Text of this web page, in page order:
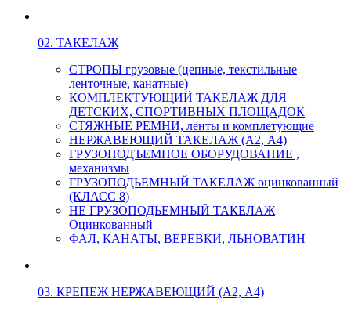
02. ТАКЕЛАЖ
СТРОПЫ грузовые (цепные, текстильные
ленточные, канатные)
КОМПЛЕКТУЮЩИЙ ТАКЕЛАЖ ДЛЯ
ДЕТСКИХ, СПОРТИВНЫХ ПЛОЩАДОК
СТЯЖНЫЕ РЕМНИ, ленты и комплетующие
НЕРЖАВЕЮЩИЙ ТАКЕЛАЖ (А2, А4)
ГРУЗОПОДЪЕМНОЕ ОБОРУДОВАНИЕ ,
механизмы
ГРУЗОПОДЬЕМНЫЙ ТАКЕЛАЖ оцинкованный
(КЛАСС 8)
НЕ ГРУЗОПОДЬЕМНЫЙ ТАКЕЛАЖ
Оцинкованный
ФАЛ, КАНАТЫ, ВЕРЕВКИ, ЛЬНОВАТИН
03. КРЕПЕЖ НЕРЖАВЕЮЩИЙ (А2, А4)